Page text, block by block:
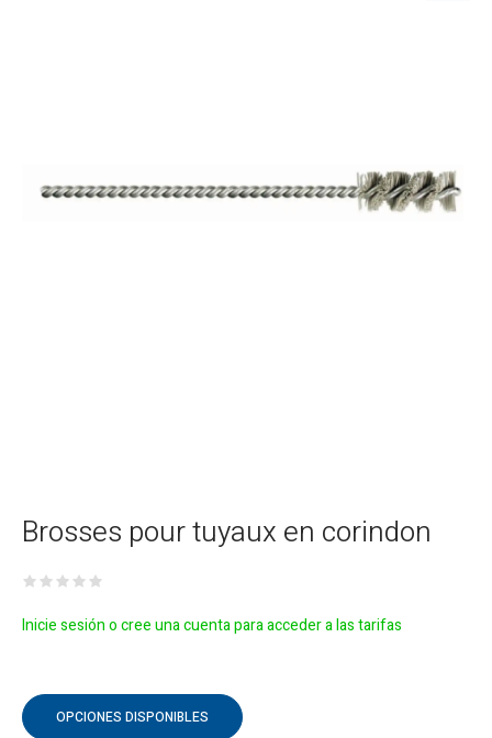
Brosses pour tuyaux en corindon
Inicie sesión o cree una cuenta para acceder a las tarifas
OPCIONES DISPONIBLES